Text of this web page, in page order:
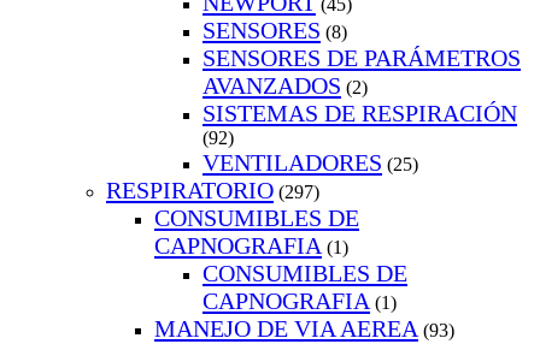
(45)
SENSORES (8)
SENSORES DE PARÁMETROS
AVANZADOS (2)
SISTEMAS DE RESPIRACIÓN
(92)
VENTILADORES (25)
RESPIRATORIO (297)
CONSUMIBLES DE
CAPNOGRAFIA (1)
CONSUMIBLES DE
CAPNOGRAFIA (1)
MANEJO DE VIA AEREA (93)